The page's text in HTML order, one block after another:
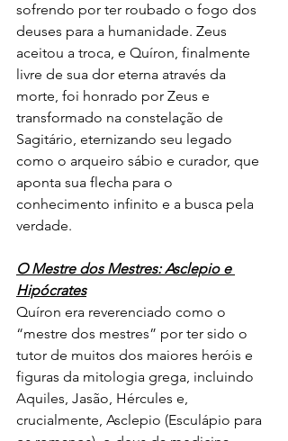
sofrendo por ter roubado o fogo dos
deuses para a humanidade. Zeus
aceitou a troca, e Quíron, finalmente
livre de sua dor eterna através da
morte, foi honrado por Zeus e
transformado na constelação de
Sagitário, eternizando seu legado
como o arqueiro sábio e curador, que
aponta sua flecha para o
conhecimento infinito e a busca pela
verdade.
O Mestre dos Mestres: Asclepio e
Hipócrates
Quíron era reverenciado como o
“mestre dos mestres” por ter sido o
tutor de muitos dos maiores heróis e
figuras da mitologia grega, incluindo
Aquiles, Jasão, Hércules e,
crucialmente, Asclepio (Esculápio para